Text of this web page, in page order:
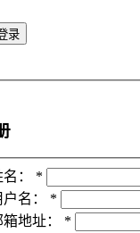
录
：
*
名：
*
箱地址：
*